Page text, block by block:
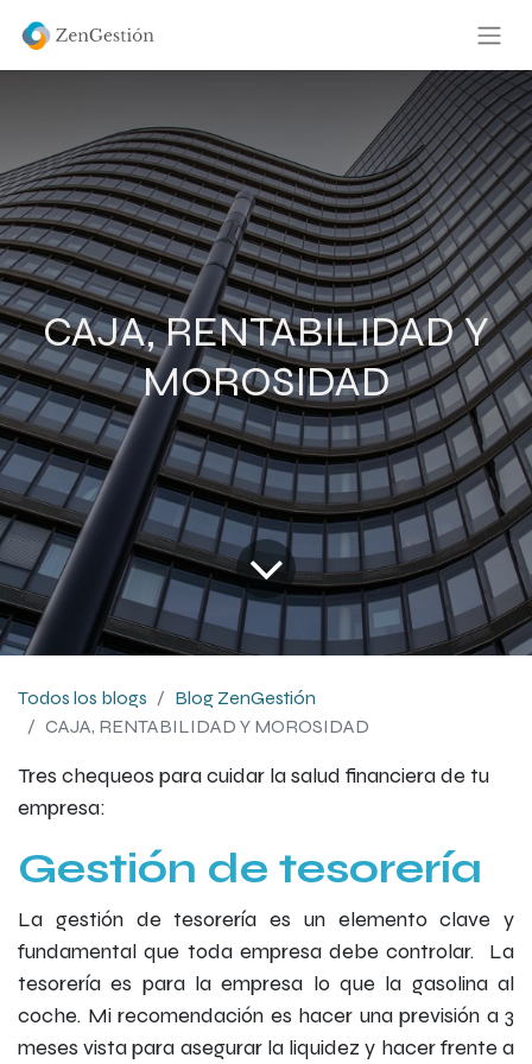
CAJA, RENTABILIDAD Y
MOROSIDAD
Todos los blogs
Blog ZenGestión
CAJA, RENTABILIDAD Y MOROSIDAD
Tres chequeos para cuidar la salud financiera de tu
empresa:
Gestión de tesorería
La gestión de tesorería es un elemento clave y
fundamental que toda empresa debe controlar. La
tesorería es para la empresa lo que la gasolina al
coche. Mi recomendación es hacer una previsión a 3
meses vista para asegurar la liquidez y hacer frente a